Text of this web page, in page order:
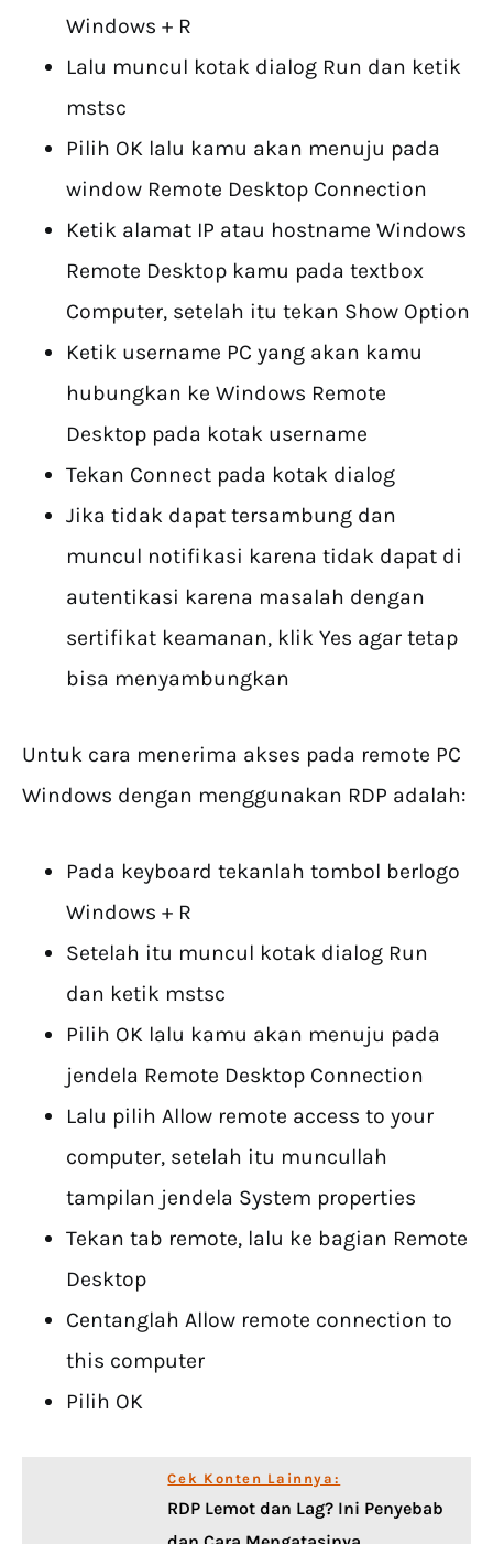
Windows + R
Lalu muncul kotak dialog Run dan ketik
mstsc
Pilih OK lalu kamu akan menuju pada
window Remote Desktop Connection
Ketik alamat IP atau hostname Windows
Remote Desktop kamu pada textbox
Computer, setelah itu tekan Show Option
Ketik username PC yang akan kamu
hubungkan ke Windows Remote
Desktop pada kotak username
Tekan Connect pada kotak dialog
Jika tidak dapat tersambung dan
muncul notifikasi karena tidak dapat di
autentikasi karena masalah dengan
sertifikat keamanan, klik Yes agar tetap
bisa menyambungkan
Untuk cara menerima akses pada remote PC
Windows dengan menggunakan RDP adalah:
Pada keyboard tekanlah tombol berlogo
Windows + R
Setelah itu muncul kotak dialog Run
dan ketik mstsc
Pilih OK lalu kamu akan menuju pada
jendela Remote Desktop Connection
Lalu pilih Allow remote access to your
computer, setelah itu muncullah
tampilan jendela System properties
Tekan tab remote, lalu ke bagian Remote
Desktop
Centanglah Allow remote connection to
this computer
Pilih OK
Cek Konten Lainnya:
RDP Lemot dan Lag? Ini Penyebab